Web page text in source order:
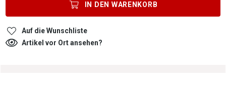
IN DEN WARENKORB
Auf die Wunschliste
Artikel vor Ort ansehen?